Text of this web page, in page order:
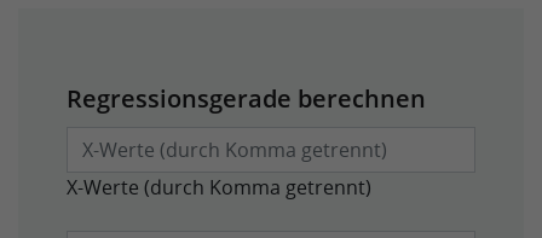
Regressionsgerade berechnen
X-Werte (durch Komma getrennt)